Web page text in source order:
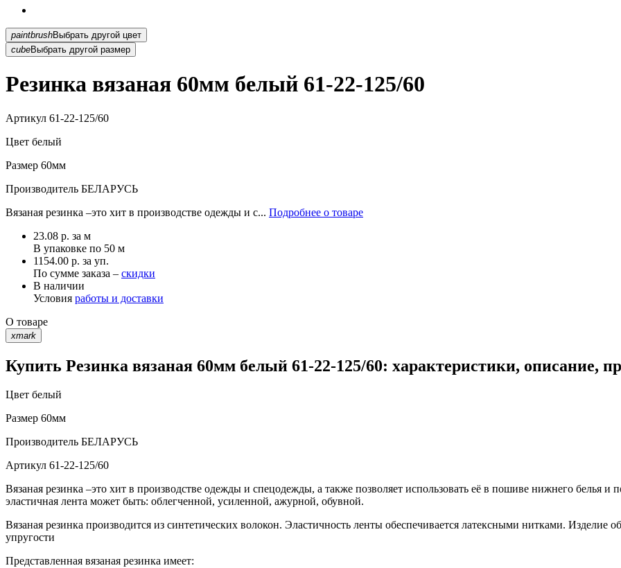
paintbrush
Выбрать другой цвет
cubeВыбрать другой размер
Резинка вязаная 60мм белый 61-22-125/60
Артикул 61-22-125/60
Цвет белый
Размер 60мм
Производитель БЕЛАРУСЬ
Вязаная резинка –это хит в производстве одежды и с... Подробнее о товаре
23.08 р. за м
В упаковке по 50 м
1154.00 р. за уп.
По сумме заказа – скидки
В наличии
Условия работы и доставки
О товаре
xmark
Купить Резинка вязаная 60мм белый 61-22-125/60: характеристики, описание,
Цвет белый
Размер 60мм
Производитель БЕЛАРУСЬ
Артикул 61-22-125/60
Вязаная резинка –это хит в производстве одежды и спецодежды, а также позволяет использовать её в пошиве нижнего белья и
эластичная лента может быть: облегченной, усиленной, ажурной, обувной.
Вязаная резинка производится из синтетических волокон. Эластичность ленты обеспечивается латексными нитками. Изделие
упругости
Представленная вязаная резинка имеет: